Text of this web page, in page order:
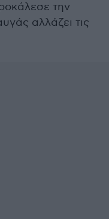
την
αλλάζει τις